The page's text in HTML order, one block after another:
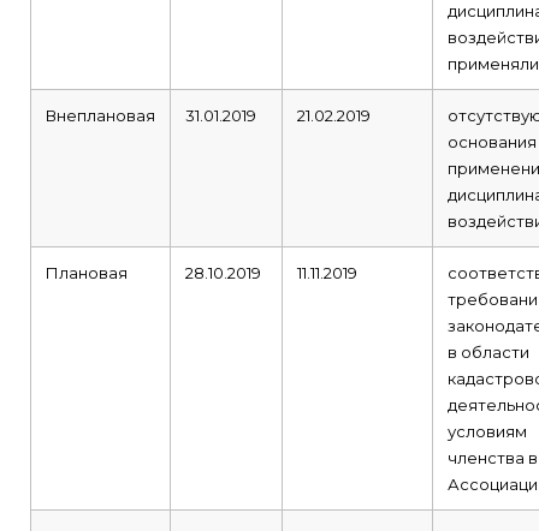
Внеплановая 31.01.2019 21.02.2019
основания
Плановая 28.10.2019 11.11.2019
в области
условиям
членства в